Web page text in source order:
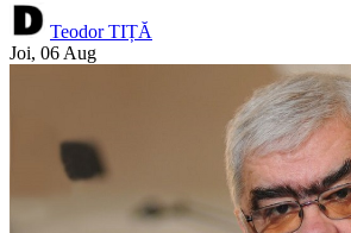
Teodor TIȚĂ
Joi, 06 Aug